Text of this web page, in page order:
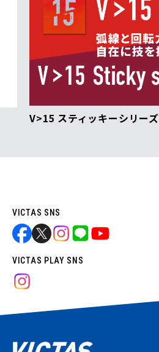
V>15 スティッキーシリーズ
VICTAS SNS
VICTAS PLAY SNS